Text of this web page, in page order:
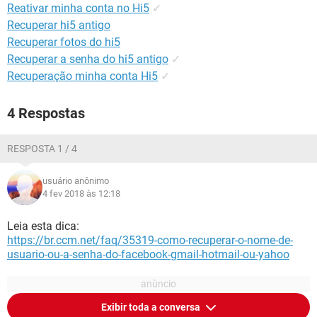
Reativar minha conta no Hi5 ✓
Recuperar hi5 antigo
Recuperar fotos do hi5
Recuperar a senha do hi5 antigo ✓
Recuperação minha conta Hi5 ✓
4 Respostas
RESPOSTA 1 / 4
usuário anônimo
4 fev 2018 às 12:18
Leia esta dica:
https://br.ccm.net/faq/35319-como-recuperar-o-nome-de-
usuario-ou-a-senha-do-facebook-gmail-hotmail-ou-yahoo
Exibir toda a conversa